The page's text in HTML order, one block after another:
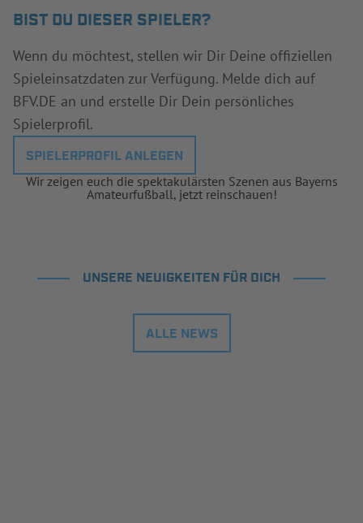
BIST DU DIESER SPIELER?
Wenn du möchtest, stellen wir Dir Deine offiziellen
Spieleinsatzdaten zur Verfügung. Melde dich auf
BFV.DE an und erstelle Dir Dein persönliches
Spielerprofil.
SPIELERPROFIL ANLEGEN
Wir zeigen euch die spektakulärsten Szenen aus Bayerns
Amateurfußball, jetzt reinschauen!
UNSERE NEUIGKEITEN FÜR DICH
ALLE NEWS